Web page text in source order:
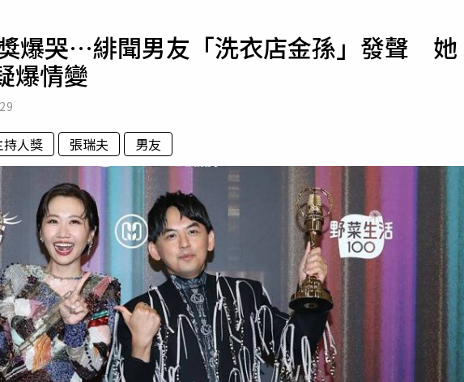
專欄
房產新勢力
運勢
爆哭…緋聞男友「洗衣店金孫」發聲 她
爆情變
持人獎 張瑞夫 男友